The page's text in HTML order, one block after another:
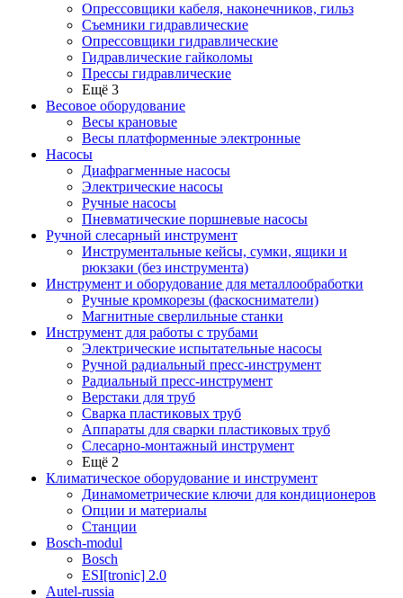
Опрессовщики кабеля, наконечников, гильз
Съемники гидравлические
Опрессовщики гидравлические
Гидравлические гайколомы
Прессы гидравлические
Ещё 3
Весовое оборудование
Весы крановые
Весы платформенные электронные
Насосы
Диафрагменные насосы
Электрические насосы
Ручные насосы
Пневматические поршневые насосы
Ручной слесарный инструмент
Инструментальные кейсы, сумки, ящики и
рюкзаки (без инструмента)
Инструмент и оборудование для металлообработки
Ручные кромкорезы (фаскосниматели)
Магнитные сверлильные станки
Инструмент для работы с трубами
Электрические испытательные насосы
Ручной радиальный пресс-инструмент
Радиальный пресс-инструмент
Верстаки для труб
Сварка пластиковых труб
Аппараты для сварки пластиковых труб
Слесарно-монтажный инструмент
Ещё 2
Климатическое оборудование и инструмент
Динамометрические ключи для кондиционеров
Опции и материалы
Станции
Bosch-modul
Bosch
ESI[tronic] 2.0
Autel-russia